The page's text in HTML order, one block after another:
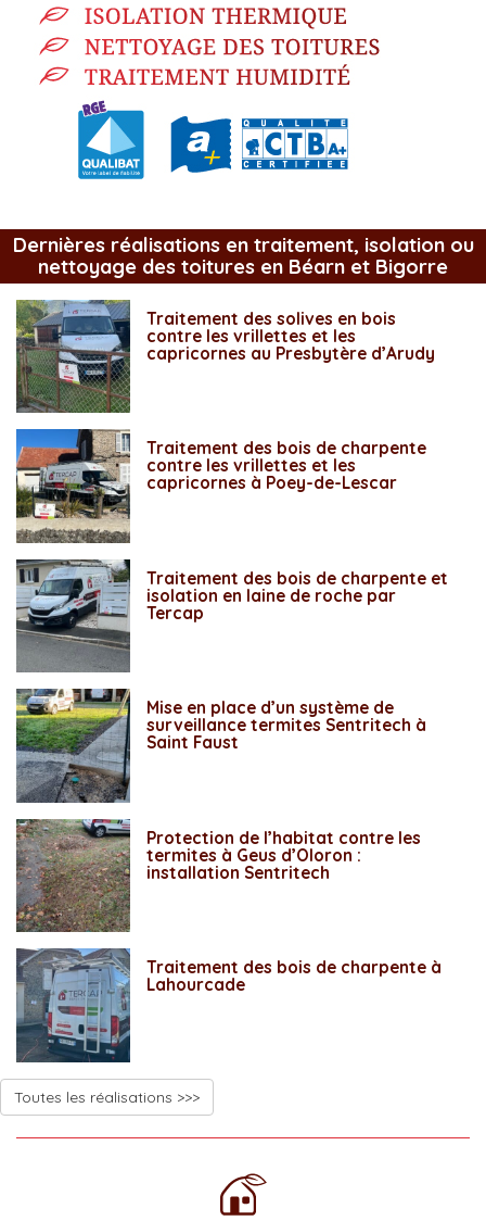
Dernières réalisations en traitement, isolation ou
nettoyage des toitures en Béarn et Bigorre
Traitement des solives en bois
contre les vrillettes et les
capricornes au Presbytère d’Arudy
Traitement des bois de charpente
contre les vrillettes et les
capricornes à Poey-de-Lescar
Traitement des bois de charpente et
isolation en laine de roche par
Tercap
Mise en place d’un système de
surveillance termites Sentritech à
Saint Faust
Protection de l’habitat contre les
termites à Geus d’Oloron :
installation Sentritech
Traitement des bois de charpente à
Lahourcade
Toutes les réalisations >>>